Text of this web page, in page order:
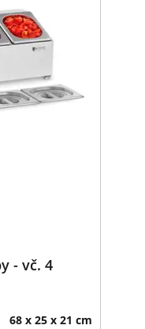
- vč. 4
68 x 25 x 21 cm